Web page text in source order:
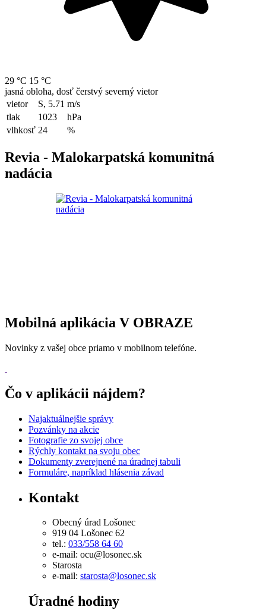
29 °C 15 °C
jasná obloha, dosť čerstvý severný vietor
vietor
S, 5.71 m/s
tlak
1023
hPa
vlhkosť 24 %
Revia - Malokarpatská komunitná
nadácia
Mobilná aplikácia V OBRAZE
Novinky z vašej obce priamo v mobilnom telefóne.
Čo v aplikácii nájdem?
Najaktuálnejšie správy
Pozvánky na akcie
Fotografie zo svojej obce
Rýchly kontakt na svoju obec
Dokumenty zverejnené na úradnej tabuli
Formuláre, napríklad hlásenia závad
Kontakt
Obecný úrad Lošonec
919 04 Lošonec 62
tel.: 033/558 64 60
e-mail: ocu@losonec.sk
Starosta
e-mail: starosta@losonec.sk
Úradné hodiny